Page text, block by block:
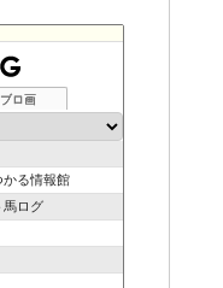
ブロ画
かる情報館
馬ログ